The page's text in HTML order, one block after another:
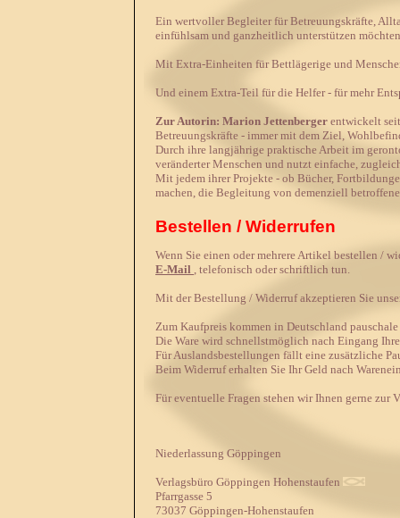
Ein wertvoller Begleiter für Betreuungskräfte,
einfühlsam und ganzheitlich unterstützen
Mit Extra-Einheiten für Bettlägerige und
Und einem Extra-Teil für die Helfer - für mehr
Zur Autorin: Marion Jettenberger entwickelt
Betreuungskräfte - immer mit dem Ziel,
Durch ihre langjährige praktische Arbeit im
veränderter Menschen und nutzt einfache,
Mit jedem ihrer Projekte - ob Bücher,
machen, die Begleitung von demenziell
Bestellen / Widerrufen
Wenn Sie einen oder mehrere Artikel bestellen /
E-Mail , telefonisch oder schriftlich tun.
Mit der Bestellung / Widerruf akzeptieren Sie
Zum Kaufpreis kommen in Deutschland
Die Ware wird schnellstmöglich nach Eingang
Für Auslandsbestellungen fällt eine zusätzliche
Beim Widerruf erhalten Sie Ihr Geld nach
Für eventuelle Fragen stehen wir Ihnen gerne zur
Niederlassung Göppingen
Verlagsbüro Göppingen Hohenstaufen
Pfarrgasse 5
73037 Göppingen-Hohenstaufen